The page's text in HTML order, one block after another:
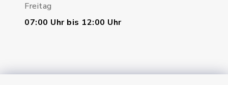
Freitag
07:00 Uhr bis 12:00 Uhr